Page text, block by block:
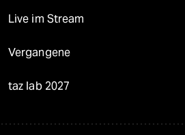
Live im Stream
Vergangene
taz lab 2027